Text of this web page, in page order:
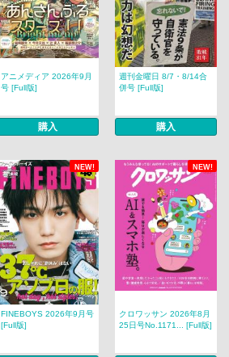
アニメディア 2026年9月
号 [Full版]
購入
週刊金曜日 8/7・8/14合
併号 [Full版]
購入
NEW! NEW!
FINEBOYS 2026年9月号
[Full版]
クロワッサン 2026年8月
25日号No.1171... [Full版]